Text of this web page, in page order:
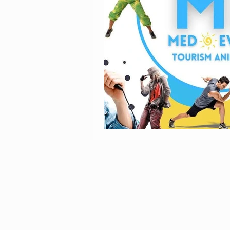
Animatori Mini Club
Animatori Per La Stagione
animazione per hotels
Offerte di lavoro stagione estiva